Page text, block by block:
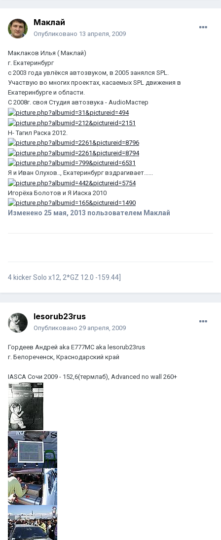
Маклай
Опубликовано 13 апреля, 2009
Маклаков Илья ( Маклай)
г. Екатеринбург
с 2003 года увлёкся автозвуком, в 2005 занялся SPL.
Участвую во многих проектах, касаемых SPL движения в
Екатеринбурге и области.
С 2008г. своя Студия автозвука - AudioМастер
Н- Тагил Раска 2012.
Я и Иван Олухов.., Екатеринбург вздрагивает......
Игорёха Болотов и Я Иаска 2010
Изменено 25 мая, 2013 пользователем Маклай
4 kicker Solo x12, 2*GZ 12.0 -159.44]
lesorub23rus
Опубликовано 29 апреля, 2009
Гордеев Андрей aka E777MC aka lesorub23rus
г. Белореченск, Краснодарский край
IASCA Сочи 2009 - 152,6(термлаб), Advanced no wall 260+